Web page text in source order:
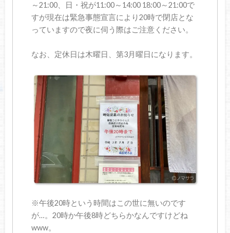
～21:00、日・祝が11:00～14:00 18:00～21:00で
すが現在は緊急事態宣言により20時で閉店とな
っていますので夜に伺う際はご注意ください。
なお、定休日は木曜日、第3月曜日になります。
※午後20時という時間はこの世に無いのです
が…。20時か午後8時どちらかなんですけどね
www。